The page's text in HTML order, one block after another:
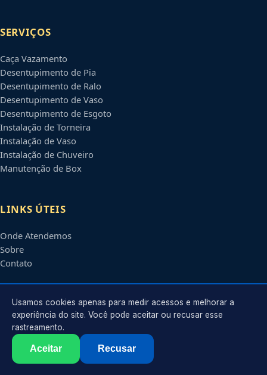
SERVIÇOS
Caça Vazamento
Desentupimento de Pia
Desentupimento de Ralo
Desentupimento de Vaso
Desentupimento de Esgoto
Instalação de Torneira
Instalação de Vaso
Instalação de Chuveiro
Manutenção de Box
LINKS ÚTEIS
Onde Atendemos
Sobre
Contato
CONTATO
Atendimento em
contato@encanadoremcampogrande.com.br
2026 Encanador emCampo Grande
. Todos os direitos reservados.
Usamos cookies apenas para medir acessos e melhorar a
experiência do site. Você pode aceitar ou recusar esse
rastreamento.
Aceitar Recusar